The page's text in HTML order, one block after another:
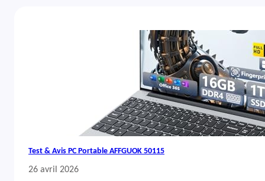
Test & Avis PC Portable AFFGUOK 50115
26 avril 2026